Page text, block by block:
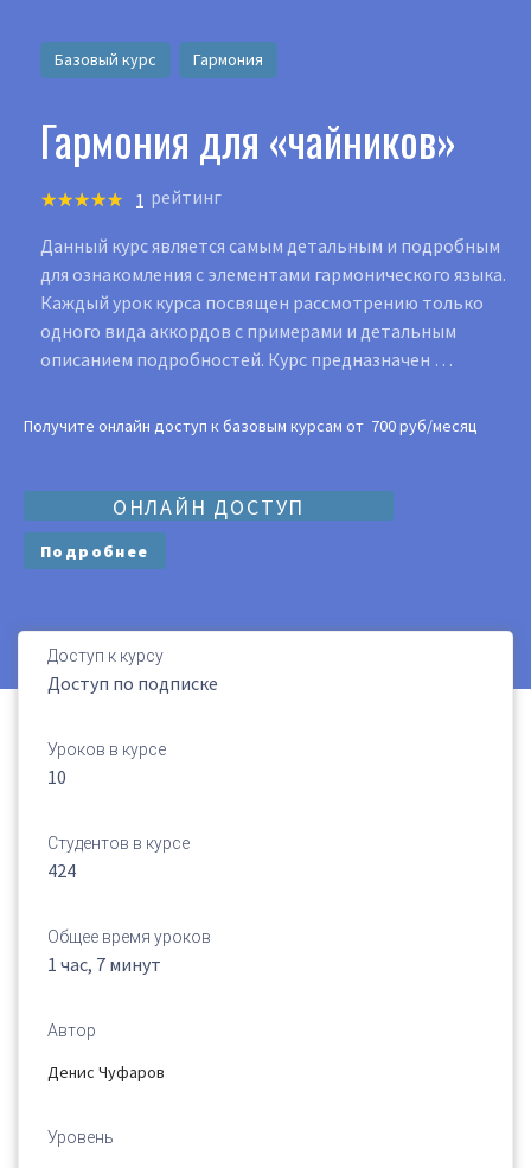
Базовый курс Гармония
Гармония для «чайников»
1 рейтинг
Данный курс является самым детальным и подробным
для ознакомления с элементами гармонического языка.
Каждый урок курса посвящен рассмотрению только
одного вида аккордов с примерами и детальным
описанием подробностей. Курс предназначен …
Получите онлайн доступ к базовым курсам от 700 руб/месяц
ОНЛАЙН ДОСТУП
Подробнее
Доступ к курсу
Доступ по подписке
Уроков в курсе
10
Студентов в курсе
424
Общее время уроков
1 час, 7 минут
Автор
Денис Чуфаров
Уровень